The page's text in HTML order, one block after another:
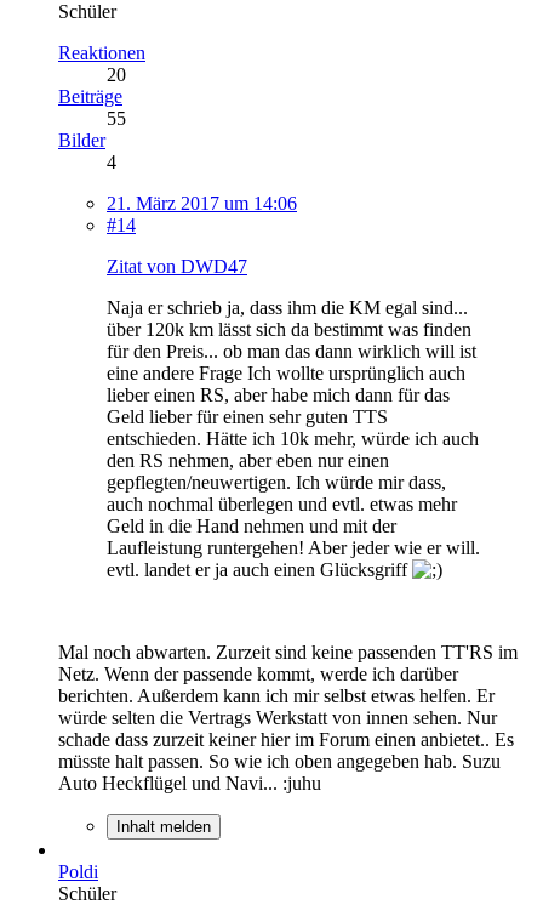
Schüler
Reaktionen
20
Beiträge
55
Bilder
4
21. März 2017 um 14:06
#14
Zitat von DWD47
Naja er schrieb ja, dass ihm die KM egal sind...
über 120k km lässt sich da bestimmt was finden
für den Preis... ob man das dann wirklich will ist
eine andere Frage Ich wollte ursprünglich auch
lieber einen RS, aber habe mich dann für das
Geld lieber für einen sehr guten TTS
entschieden. Hätte ich 10k mehr, würde ich auch
den RS nehmen, aber eben nur einen
gepflegten/neuwertigen. Ich würde mir dass,
auch nochmal überlegen und evtl. etwas mehr
Geld in die Hand nehmen und mit der
Laufleistung runtergehen! Aber jeder wie er will.
evtl. landet er ja auch einen Glücksgriff
Mal noch abwarten. Zurzeit sind keine passenden TT'RS im
Netz. Wenn der passende kommt, werde ich darüber
berichten. Außerdem kann ich mir selbst etwas helfen. Er
würde selten die Vertrags Werkstatt von innen sehen. Nur
schade dass zurzeit keiner hier im Forum einen anbietet.. Es
müsste halt passen. So wie ich oben angegeben hab. Suzu
Auto Heckflügel und Navi... :juhu
Inhalt melden
Poldi
Schüler